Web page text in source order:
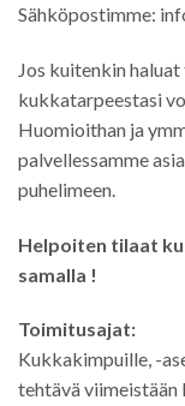
Sähköpostimme:
Jos kuitenkin
kukkatarpeestasi
Huomioithan ja
palvellessamme
puhelimeen.
Helpoiten tilaat
samalla !
Toimitusajat:
Kukkakimpuille, -
tehtävä viimeistään